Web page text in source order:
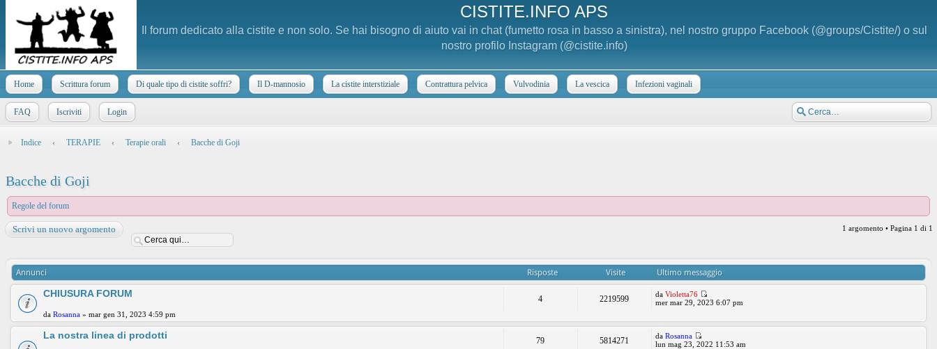
CISTITE.INFO APS
Il forum dedicato alla cistite e non solo. Se hai bisogno di aiuto vai in chat (fumetto rosa in basso a sinistra), nel nostro gruppo Facebook (@groups/Cistite/) o sul
nostro profilo Instagram (@cistite.info)
Home Scrittura forum Di quale tipo di cistite soffri? Il D-mannosio La cistite interstiziale Contrattura pelvica Vulvodinia La vescica Infezioni vaginali
FAQ Iscriviti Login
Indice ‹ TERAPIE ‹ Terapie orali ‹ Bacche di Goji
Bacche di Goji
Regole del forum
Scrivi un nuovo argomento 1 argomento • Pagina 1 di 1
Annunci Risposte Visite Ultimo messaggio
CHIUSURA FORUM
da Rosanna » mar gen 31, 2023 4:59 pm
4 2219599 da Violetta76
mer mar 29, 2023 6:07 pm
La nostra linea di prodotti 79 5814271 da Rosanna
lun mag 23, 2022 11:53 am